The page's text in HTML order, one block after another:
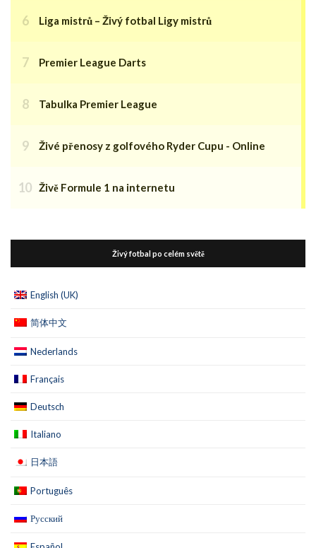
Liga mistrů – Živý fotbal Ligy mistrů
Premier League Darts
Tabulka Premier League
Živé přenosy z golfového Ryder Cupu - Online
Živě Formule 1 na internetu
Živý fotbal po celém světě
English (UK)
简体中文
Nederlands
Français
Deutsch
Italiano
日本語
Português
Русский